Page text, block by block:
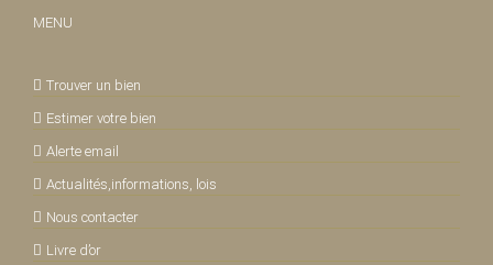
MENU
Trouver un bien
Estimer votre bien
Alerte email
Actualités,informations, lois
Nous contacter
Livre d’or